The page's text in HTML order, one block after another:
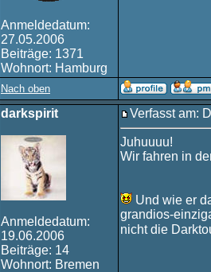
Anmeldedatum:
27.05.2006
Beiträge: 1371
Wohnort: Hamburg
Nach oben
darkspirit
Anmeldedatum:
19.06.2006
Beiträge: 14
Wohnort: Bremen
Verfasst am:
Juhuuuu!
Wir fahren in
Und wie er
grandios-
nicht die